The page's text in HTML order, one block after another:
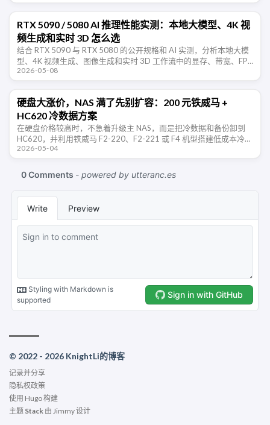
RTX 5090 / 5080 AI 推理性能实测：本地大模型、4K 视
频生成和实时 3D 怎么选
结合 RTX 5090 与 RTX 5080 的公开规格和 AI 实测，分析本地大模
型、4K 视频生成、图像生成和实时 3D 工作流中的显存、带宽、FP4
与软件生态取舍。
2026-05-08
硬盘大涨价，NAS 满了先别扩容：200 元铁威马 +
HC620 冷数据方案
在硬盘价格较高时，不急着升级主 NAS，而是把冷数据和备份卸到
HC620，并利用铁威马 F2-220、F2-221 或 F4 机型搭建低成本冷数
据节点。
2026-05-04
© 2022 - 2026 KnightLi的博客
记录并分享
隐私权政策
使用 Hugo构建
主题 Stack 由 Jimmy设计